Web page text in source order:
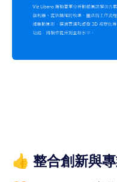
👍 整合創新與